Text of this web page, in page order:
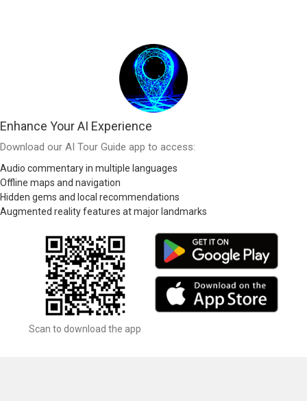
Enhance Your AI Experience
Download our AI Tour Guide app to access:
Audio commentary in multiple languages
Offline maps and navigation
Hidden gems and local recommendations
Augmented reality features at major landmarks
Scan to download the app